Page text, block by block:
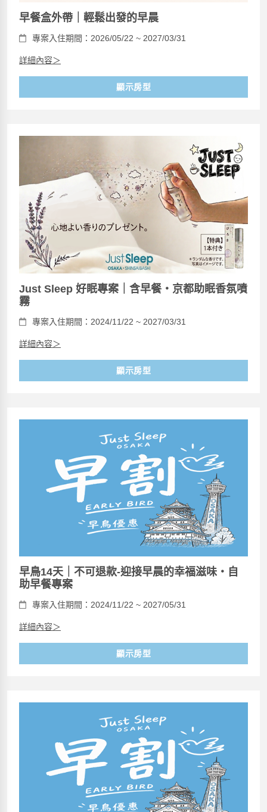
早餐盒外帶｜輕鬆出發的早晨
專案入住期間：2026/05/22 ~ 2027/03/31
詳細內容＞
顯示房型
Just Sleep 好眠專案｜含早餐・京都助眠香氛噴
霧
專案入住期間：2024/11/22 ~ 2027/03/31
詳細內容＞
顯示房型
早鳥14天｜不可退款-迎接早晨的幸福滋味・自
助早餐專案
專案入住期間：2024/11/22 ~ 2027/05/31
詳細內容＞
顯示房型